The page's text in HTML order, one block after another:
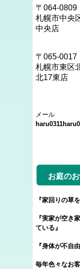
〒064-0809
札幌市中央
中央店
〒 065‐0017
札幌市東区
北17東店
メール
お庭の
『家回りの草
『実家が空き
ている』
『身体が不自
毎年色々なお